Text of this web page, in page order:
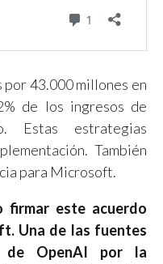
43.000 millones en
de los ingresos de
Estas estrategias
También
para Microsoft.
firmar este acuerdo
Una de las fuentes
de OpenAI por la